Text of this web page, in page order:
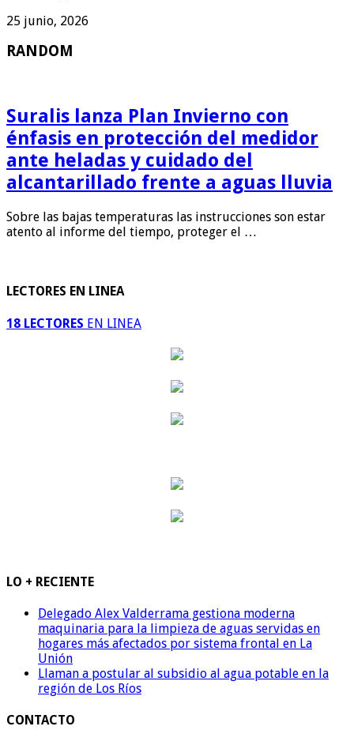
25 junio, 2026
RANDOM
Suralis lanza Plan Invierno con
énfasis en protección del medidor
ante heladas y cuidado del
alcantarillado frente a aguas lluvia
Sobre las bajas temperaturas las instrucciones son estar
atento al informe del tiempo, proteger el …
LECTORES EN LINEA
18 LECTORES EN LINEA
LO + RECIENTE
Delegado Alex Valderrama gestiona moderna
maquinaria para la limpieza de aguas servidas en
hogares más afectados por sistema frontal en La
Unión
Llaman a postular al subsidio al agua potable en la
región de Los Ríos
CONTACTO